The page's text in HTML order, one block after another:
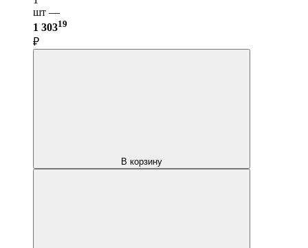
шт —
1 30319
₽
В корзину